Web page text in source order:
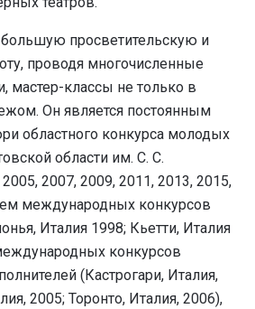
просветительскую и
проводя многочисленные
мастер-классы не только в
Он является постоянным
областного конкурса молодых
области им. С. С.
2007, 2009, 2011, 2013, 2015,
международных конкурсов
Италия 1998; Кьетти, Италия
конкурсов
(Кастрогари, Италия,
2005; Торонто, Италия, 2006),